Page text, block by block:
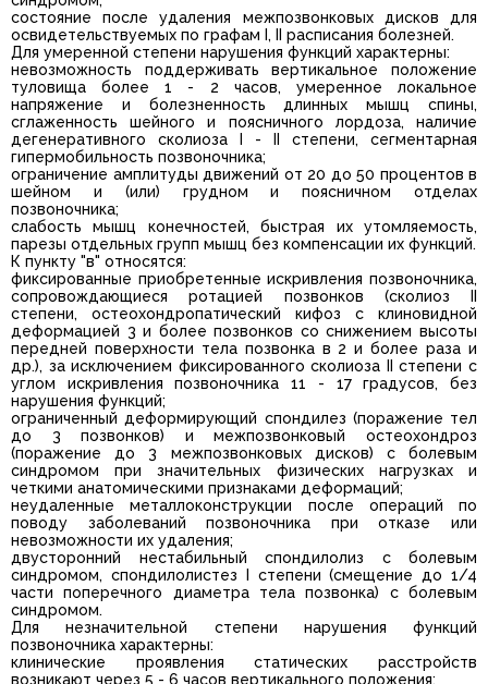
состояние после удаления межпозвонковых дисков для
освидетельствуемых по графам I, II расписания болезней.
Для умеренной степени нарушения функций характерны:
невозможность поддерживать вертикальное положение
туловища более 1 - 2 часов, умеренное локальное
напряжение и болезненность длинных мышц спины,
сглаженность шейного и поясничного лордоза, наличие
дегенеративного сколиоза I - II степени, сегментарная
гипермобильность позвоночника;
ограничение амплитуды движений от 20 до 50 процентов в
шейном и (или) грудном и поясничном отделах
позвоночника;
слабость мышц конечностей, быстрая их утомляемость,
парезы отдельных групп мышц без компенсации их функций.
К пункту "в" относятся:
фиксированные приобретенные искривления позвоночника,
сопровождающиеся ротацией позвонков (сколиоз II
степени, остеохондропатический кифоз с клиновидной
деформацией 3 и более позвонков со снижением высоты
передней поверхности тела позвонка в 2 и более раза и
др.), за исключением фиксированного сколиоза II степени с
углом искривления позвоночника 11 - 17 градусов, без
нарушения функций;
ограниченный деформирующий спондилез (поражение тел
до 3 позвонков) и межпозвонковый остеохондроз
(поражение до 3 межпозвонковых дисков) с болевым
синдромом при значительных физических нагрузках и
четкими анатомическими признаками деформаций;
неудаленные металлоконструкции после операций по
поводу заболеваний позвоночника при отказе или
невозможности их удаления;
двусторонний нестабильный спондилолиз с болевым
синдромом, спондилолистез I степени (смещение до 1/4
части поперечного диаметра тела позвонка) с болевым
синдромом.
Для незначительной степени нарушения функций
позвоночника характерны:
клинические проявления статических расстройств
возникают через 5 - 6 часов вертикального положения;